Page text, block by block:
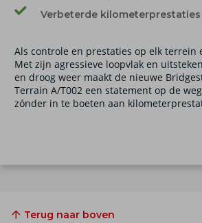
Verbeterde kilometerprestaties
Als controle en prestaties op elk terrein
Met zijn agressieve loopvlak en
en droog weer maakt de nieuwe
Terrain A/T002 een statement op de
zónder in te boeten aan
Terug naar boven